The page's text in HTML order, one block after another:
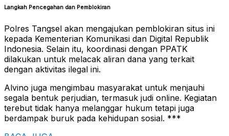
Langkah Pencegahan dan Pemblokiran
Polres Tangsel akan mengajukan pemblokiran situs ini
kepada Kementerian Komunikasi dan Digital Republik
Indonesia. Selain itu, koordinasi dengan PPATK
dilakukan untuk melacak aliran dana yang terkait
dengan aktivitas ilegal ini.
Alvino juga mengimbau masyarakat untuk menjauhi
segala bentuk perjudian, termasuk judi online. Kegiatan
terebut tidak hanya melanggar hukum tetapi juga
berdampak buruk pada kehidupan sosial. ***